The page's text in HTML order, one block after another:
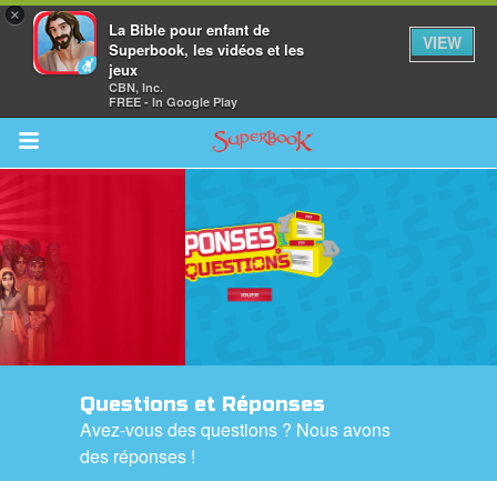
×
La Bible pour enfant de
Superbook, les vidéos et les
jeux
CBN, Inc.
FREE - In Google Play
VIEW
Return to Content
Questions et Réponses
Avez-vous des questions ? Nous avons
des réponses !